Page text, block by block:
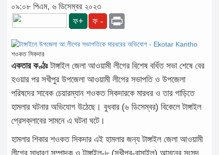
লাইফ
স্টাইল
অন্যান্য
০৯:০৮ পিএম, ৬ ডিসেম্বর ২০২৩
ফ+ ফ -
শওকত সিকদার
একতার কণ্ঠঃ টাঙ্গাইল জেলা আওয়ামী লীগের বিশেষ বর্ধিত সভা শেষে বের
হওয়ার পর সখীপুর উপজেলা আওয়ামী লীগের সভাপতি ও উপজেলা
পরিষদের সাবেক চেয়ারম্যান শওকত সিকদারকে মারধর ও তার গাড়িতে
হামলার ঘটনার অভিযোগ উঠেছে। বুধবার (৬ ডিসেম্বর) বিকেলে টাঙ্গাইল
প্রেসক্লাবের সামনে এ ঘটনা ঘটে।
হামলার শিকার শওকত সিকদার এই হামলার জন্য টাঙ্গাইল জেলা আওয়ামী